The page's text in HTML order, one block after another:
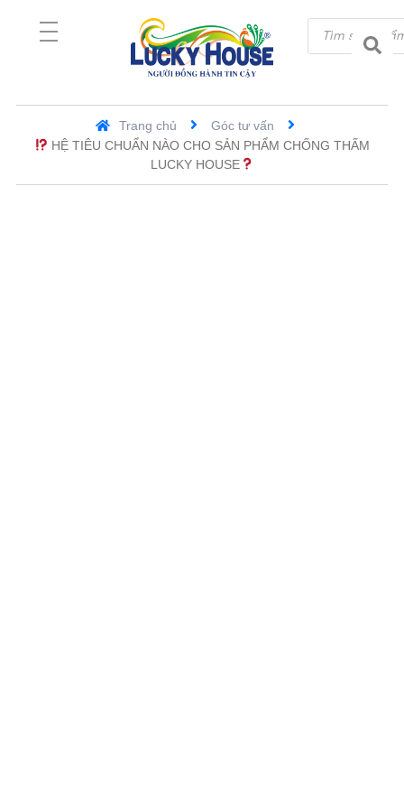
Trang chủ
Góc tư vấn
HỆ TIÊU CHUẨN NÀO CHO SẢN PHẨM CHỐNG THẤM
LUCKY HOUSE